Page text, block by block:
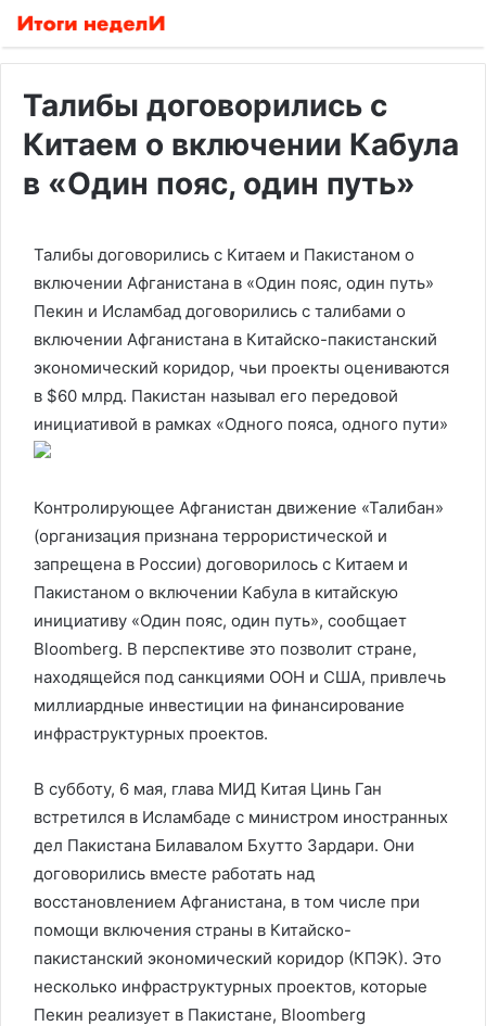
Талибы договорились с
Китаем о включении Кабула
в «Один пояс, один путь»
Талибы договорились с Китаем и Пакистаном о
включении Афганистана в «Один пояс, один путь»
Пекин и Исламбад договорились с талибами о
включении Афганистана в Китайско-пакистанский
экономический коридор, чьи проекты оцениваются
в $60 млрд. Пакистан называл его передовой
инициативой в рамках «Одного пояса, одного пути»
Контролирующее Афганистан движение «Талибан»
(организация признана террористической и
запрещена в России) договорилось с Китаем и
Пакистаном о включении Кабула в китайскую
инициативу «Один пояс, один путь», сообщает
Bloomberg. В перспективе это позволит стране,
находящейся под санкциями ООН и США, привлечь
миллиардные инвестиции на финансирование
инфраструктурных проектов.
В субботу, 6 мая, глава МИД Китая Цинь Ган
встретился в Исламбаде с министром иностранных
дел Пакистана Билавалом Бхутто Зардари. Они
договорились вместе работать над
восстановлением Афганистана, в том числе при
помощи включения страны в Китайско-
пакистанский экономический коридор (КПЭК). Это
несколько инфраструктурных проектов, которые
Пекин реализует в Пакистане, Bloomberg